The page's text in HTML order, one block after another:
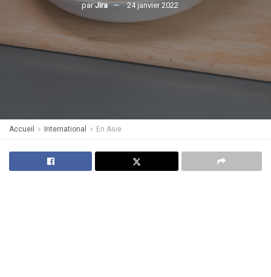
par Jira 24 janvier 2022
Accueil International En Asie